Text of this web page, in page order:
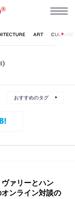
おすすめのタグ
ァリーとハン
ンライン対談の